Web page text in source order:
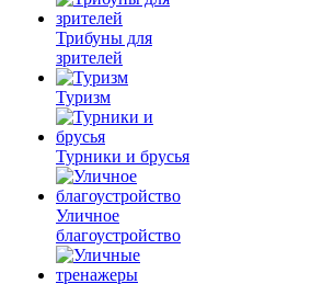
Трибуны для
зрителей
Туризм
Турники и брусья
Уличное
благоустройство